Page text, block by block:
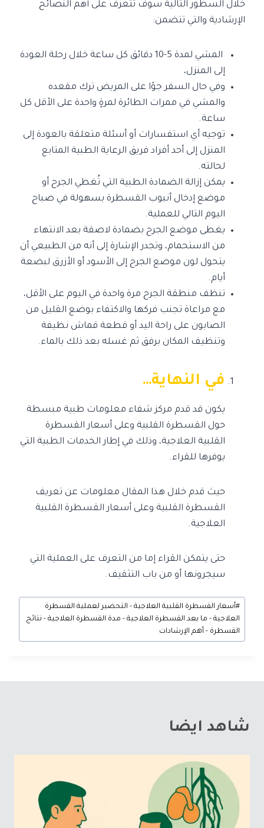
خلال السطور التالية سوف تتعرف على أهم النصائح
الإرشادية والتي تتضمن:
المشي لمدة 5-10 دقائق كل ساعة خلال رحلة العودة
إلى المنزل،
وفي حال السفر جوًا على المريض ترك مقعده
والمشي في ممرات الطائرة لمرةٍ واحدة على الأقل كل
ساعة.
توجيه أي استفسارات أو أسئلة متعلقة بالعودة إلى
المنزل إلى أحد أفراد فريق الرعاية الطبية المتابع
لحالته.
يمكن إزالة الضمادة الطبية التي تُغطي الجرح أو
موضع إدخال أنبوب القسطرة بسهولة في صباح
اليوم التالي للعملية.
يغطى موضع الجرح بضمادة لاصقة بعد الانتهاء
من الاستحمام، وتجدر الإشارة إلى أنه من الطبيعي أن
يتحول لون موضع الجرح إلى الأسود أو الأزرق لبضعة
أيام.
تنظف منطقة الجرح مرة واحدة في اليوم على الأقل،
مع مراعاة تجنب فركها والاكتفاء بوضع القليل من
الصابون على راحة اليد أو قطعة قماش نظيفة
وتنظيف المكان برفق ثم غسله بعد ذلك بالماء.
في النهاية…
يكون قد قدم مركز شفاء معلومات طبية مبسطة
حول القسطرة القلبية وعلى أسعار القسطرة
القلبية العلاجية، وذلك في إطار الخدمات الطبية التي
يوفرها للقراء.
حيث قدم خلال هذا المقال معلومات عن تعريف
القسطرة القلبية وعلى أسعار القسطرة القلبية
العلاجية.
حتى يتمكن القراء إما من التعرف على العملية التي
سيجرونها أو من باب التثقيف.
#أسعار القسطرة القلبية العلاجية - التحضير لعملية القسطرة
العلاجية - ما بعد القسطرة العلاجية - مدة القسطرة العلاجية - نتائج
القسطرة - أهم الإرشادات
شاهد ايضا